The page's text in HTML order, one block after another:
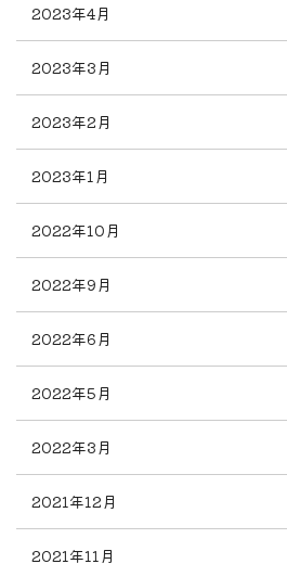
2023年4月
2023年3月
2023年2月
2023年1月
2022年10月
2022年9月
2022年6月
2022年5月
2022年3月
2021年12月
2021年11月